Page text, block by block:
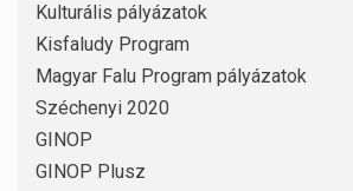
Kulturális pályázatok
Kisfaludy Program
Magyar Falu Program pályázatok
Széchenyi 2020
GINOP
GINOP Plusz